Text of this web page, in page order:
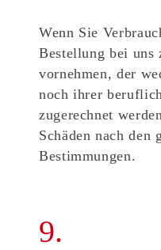
Wenn Sie
Bestellung bei uns
vornehmen, der
noch ihrer
zugerechnet
Schäden nach den
Bestimmungen.
9.